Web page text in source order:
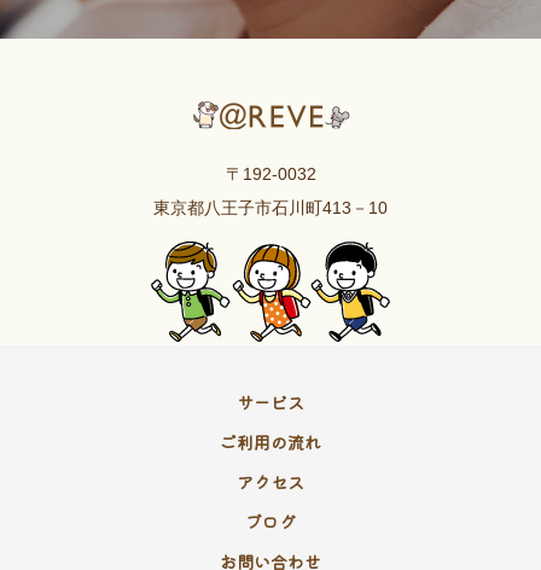
〒192-0032
東京都八王子市石川町413－10
サービス
ご利用の流れ
アクセス
ブログ
お問い合わせ